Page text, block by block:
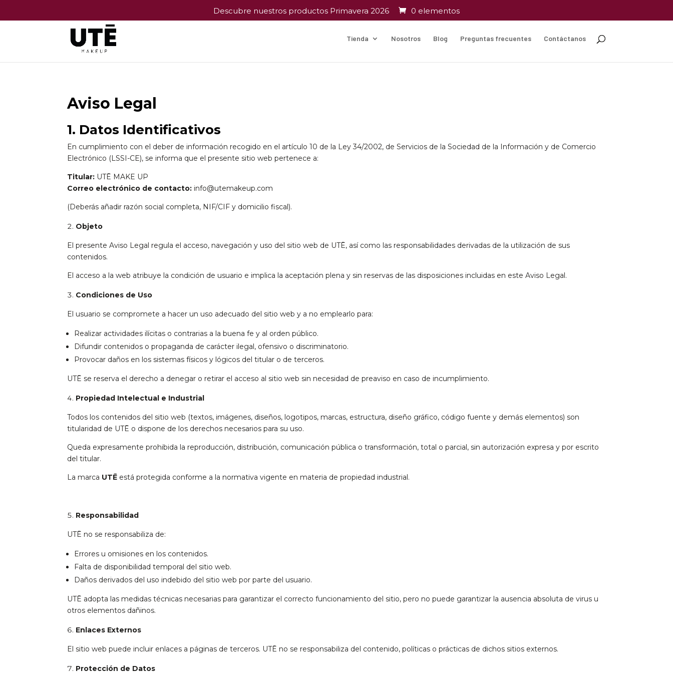
Descubre nuestros productos Primavera 2026 0 elementos
Tienda Nosotros Blog Preguntas frecuentes Contáctanos
Aviso Legal
1. Datos Identificativos
En cumplimiento con el deber de información recogido en el artículo 10 de la Ley 34/2002, de Servicios de la Sociedad de la Información y de Comercio
Electrónico (LSSI-CE), se informa que el presente sitio web pertenece a:
Titular: UTĒ MAKE UP
Correo electrónico de contacto: info@utemakeup.com
(Deberás añadir razón social completa, NIF/CIF y domicilio fiscal).
Objeto
El presente Aviso Legal regula el acceso, navegación y uso del sitio web de UTĒ, así como las responsabilidades derivadas de la utilización de sus
contenidos.
El acceso a la web atribuye la condición de usuario e implica la aceptación plena y sin reservas de las disposiciones incluidas en este Aviso Legal.
Condiciones de Uso
El usuario se compromete a hacer un uso adecuado del sitio web y a no emplearlo para:
Realizar actividades ilícitas o contrarias a la buena fe y al orden público.
Difundir contenidos o propaganda de carácter ilegal, ofensivo o discriminatorio.
Provocar daños en los sistemas físicos y lógicos del titular o de terceros.
UTĒ se reserva el derecho a denegar o retirar el acceso al sitio web sin necesidad de preaviso en caso de incumplimiento.
Propiedad Intelectual e Industrial
Todos los contenidos del sitio web (textos, imágenes, diseños, logotipos, marcas, estructura, diseño gráfico, código fuente y demás elementos) son
titularidad de UTĒ o dispone de los derechos necesarios para su uso.
Queda expresamente prohibida la reproducción, distribución, comunicación pública o transformación, total o parcial, sin autorización expresa y por escrito
del titular.
La marca UTĒ está protegida conforme a la normativa vigente en materia de propiedad industrial.
Responsabilidad
UTĒ no se responsabiliza de:
Errores u omisiones en los contenidos.
Falta de disponibilidad temporal del sitio web.
Daños derivados del uso indebido del sitio web por parte del usuario.
UTĒ adopta las medidas técnicas necesarias para garantizar el correcto funcionamiento del sitio, pero no puede garantizar la ausencia absoluta de virus u
otros elementos dañinos.
Enlaces Externos
El sitio web puede incluir enlaces a páginas de terceros. UTĒ no se responsabiliza del contenido, políticas o prácticas de dichos sitios externos.
Protección de Datos